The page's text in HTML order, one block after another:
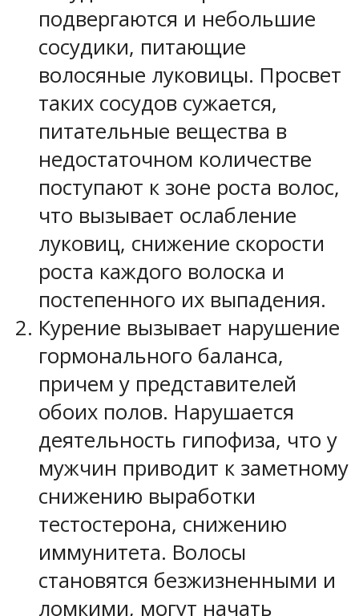
подвергаются и небольшие
сосудики, питающие
волосяные луковицы. Просвет
таких сосудов сужается,
питательные вещества в
недостаточном количестве
поступают к зоне роста волос,
что вызывает ослабление
луковиц, снижение скорости
роста каждого волоска и
постепенного их выпадения.
Курение вызывает нарушение
гормонального баланса,
причем у представителей
обоих полов. Нарушается
деятельность гипофиза, что у
мужчин приводит к заметному
снижению выработки
тестостерона, снижению
иммунитета. Волосы
становятся безжизненными и
ломкими, могут начать